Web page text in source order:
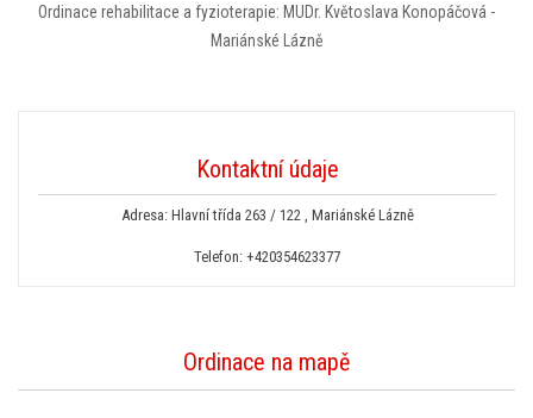
Ordinace rehabilitace a fyzioterapie: MUDr. Květoslava Konopáčová -
Mariánské Lázně
Kontaktní údaje
Adresa: Hlavní třída 263 / 122 , Mariánské Lázně
Telefon: +420354623377
Ordinace na mapě